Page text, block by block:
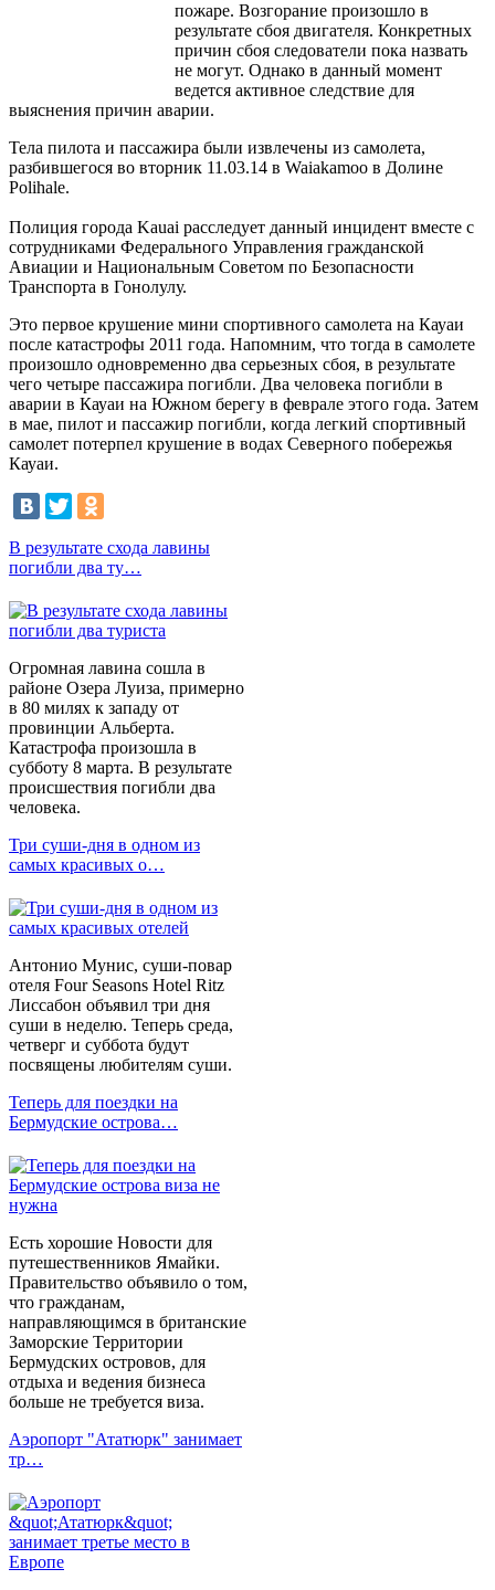
пожаре. Возгорание произошло в
результате сбоя двигателя. Конкретных
причин сбоя следователи пока назвать
не могут. Однако в данный момент
ведется активное следствие для
выяснения причин аварии.
Тела пилота и пассажира были извлечены из самолета,
разбившегося во вторник 11.03.14 в Waiakamoo в Долине
Polihale.
Полиция города Kauai расследует данный инцидент вместе с
сотрудниками Федерального Управления гражданской
Авиации и Национальным Советом по Безопасности
Транспорта в Гонолулу.
Это первое крушение мини спортивного самолета на Кауаи
после катастрофы 2011 года. Напомним, что тогда в самолете
произошло одновременно два серьезных сбоя, в результате
чего четыре пассажира погибли. Два человека погибли в
аварии в Кауаи на Южном берегу в феврале этого года. Затем
в мае, пилот и пассажир погибли, когда легкий спортивный
самолет потерпел крушение в водах Северного побережья
Кауаи.
В результате схода лавины
погибли два ту…
Огромная лавина сошла в
районе Озера Луиза, примерно
в 80 милях к западу от
провинции Альберта.
Катастрофа произошла в
субботу 8 марта. В результате
происшествия погибли два
человека.
Три суши-дня в одном из
самых красивых о…
Антонио Мунис, суши-повар
отеля Four Seasons Hotel Ritz
Лиссабон объявил три дня
суши в неделю. Теперь среда,
четверг и суббота будут
посвящены любителям суши.
Теперь для поездки на
Бермудские острова…
Есть хорошие Новости для
путешественников Ямайки.
Правительство объявило о том,
что гражданам,
направляющимся в британские
Заморские Территории
Бермудских островов, для
отдыха и ведения бизнеса
больше не требуется виза.
Аэропорт "Ататюрк" занимает
тр…